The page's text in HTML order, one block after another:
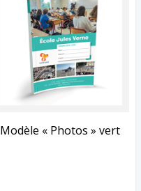
Modèle « Photos » vert